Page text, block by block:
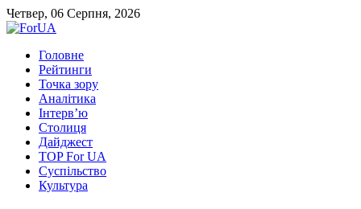
Четвер, 06 Серпня, 2026
Головне
Рейтинги
Точка зору
Аналітика
Інтерв’ю
Столиця
Дайджест
TOP For UA
Суспiльство
Культура